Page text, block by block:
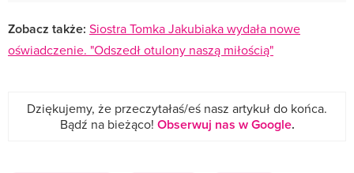
Zobacz także: Siostra Tomka Jakubiaka wydała nowe
oświadczenie. "Odszedł otulony naszą miłością"
Dziękujemy, że przeczytałaś/eś nasz artykuł do końca.
Bądź na bieżąco! Obserwuj nas w Google.